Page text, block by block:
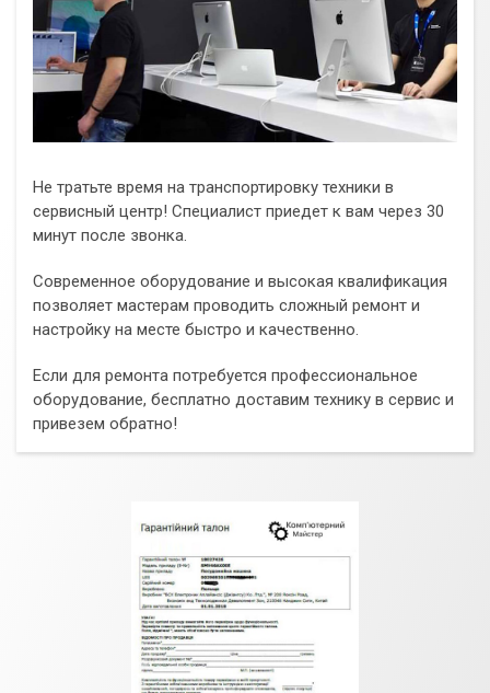
Не тратьте время на транспортировку техники в
сервисный центр! Специалист приедет к вам через 30
минут после звонка.
Современное оборудование и высокая квалификация
позволяет мастерам проводить сложный ремонт и
настройку на месте быстро и качественно.
Если для ремонта потребуется профессиональное
оборудование, бесплатно доставим технику в сервис и
привезем обратно!